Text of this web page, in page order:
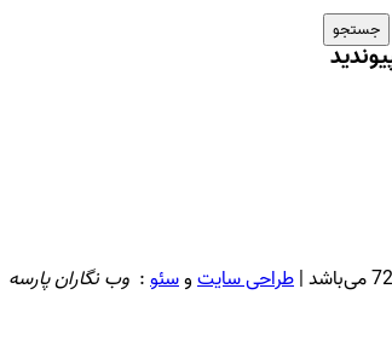
جستجو
طراحی سایتوسئو: وب نگاران پارسه